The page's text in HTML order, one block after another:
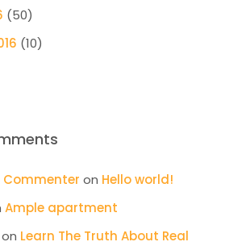
(50)
(10)
Commenter on Hello world!
Ample apartment
on Learn The Truth About Real